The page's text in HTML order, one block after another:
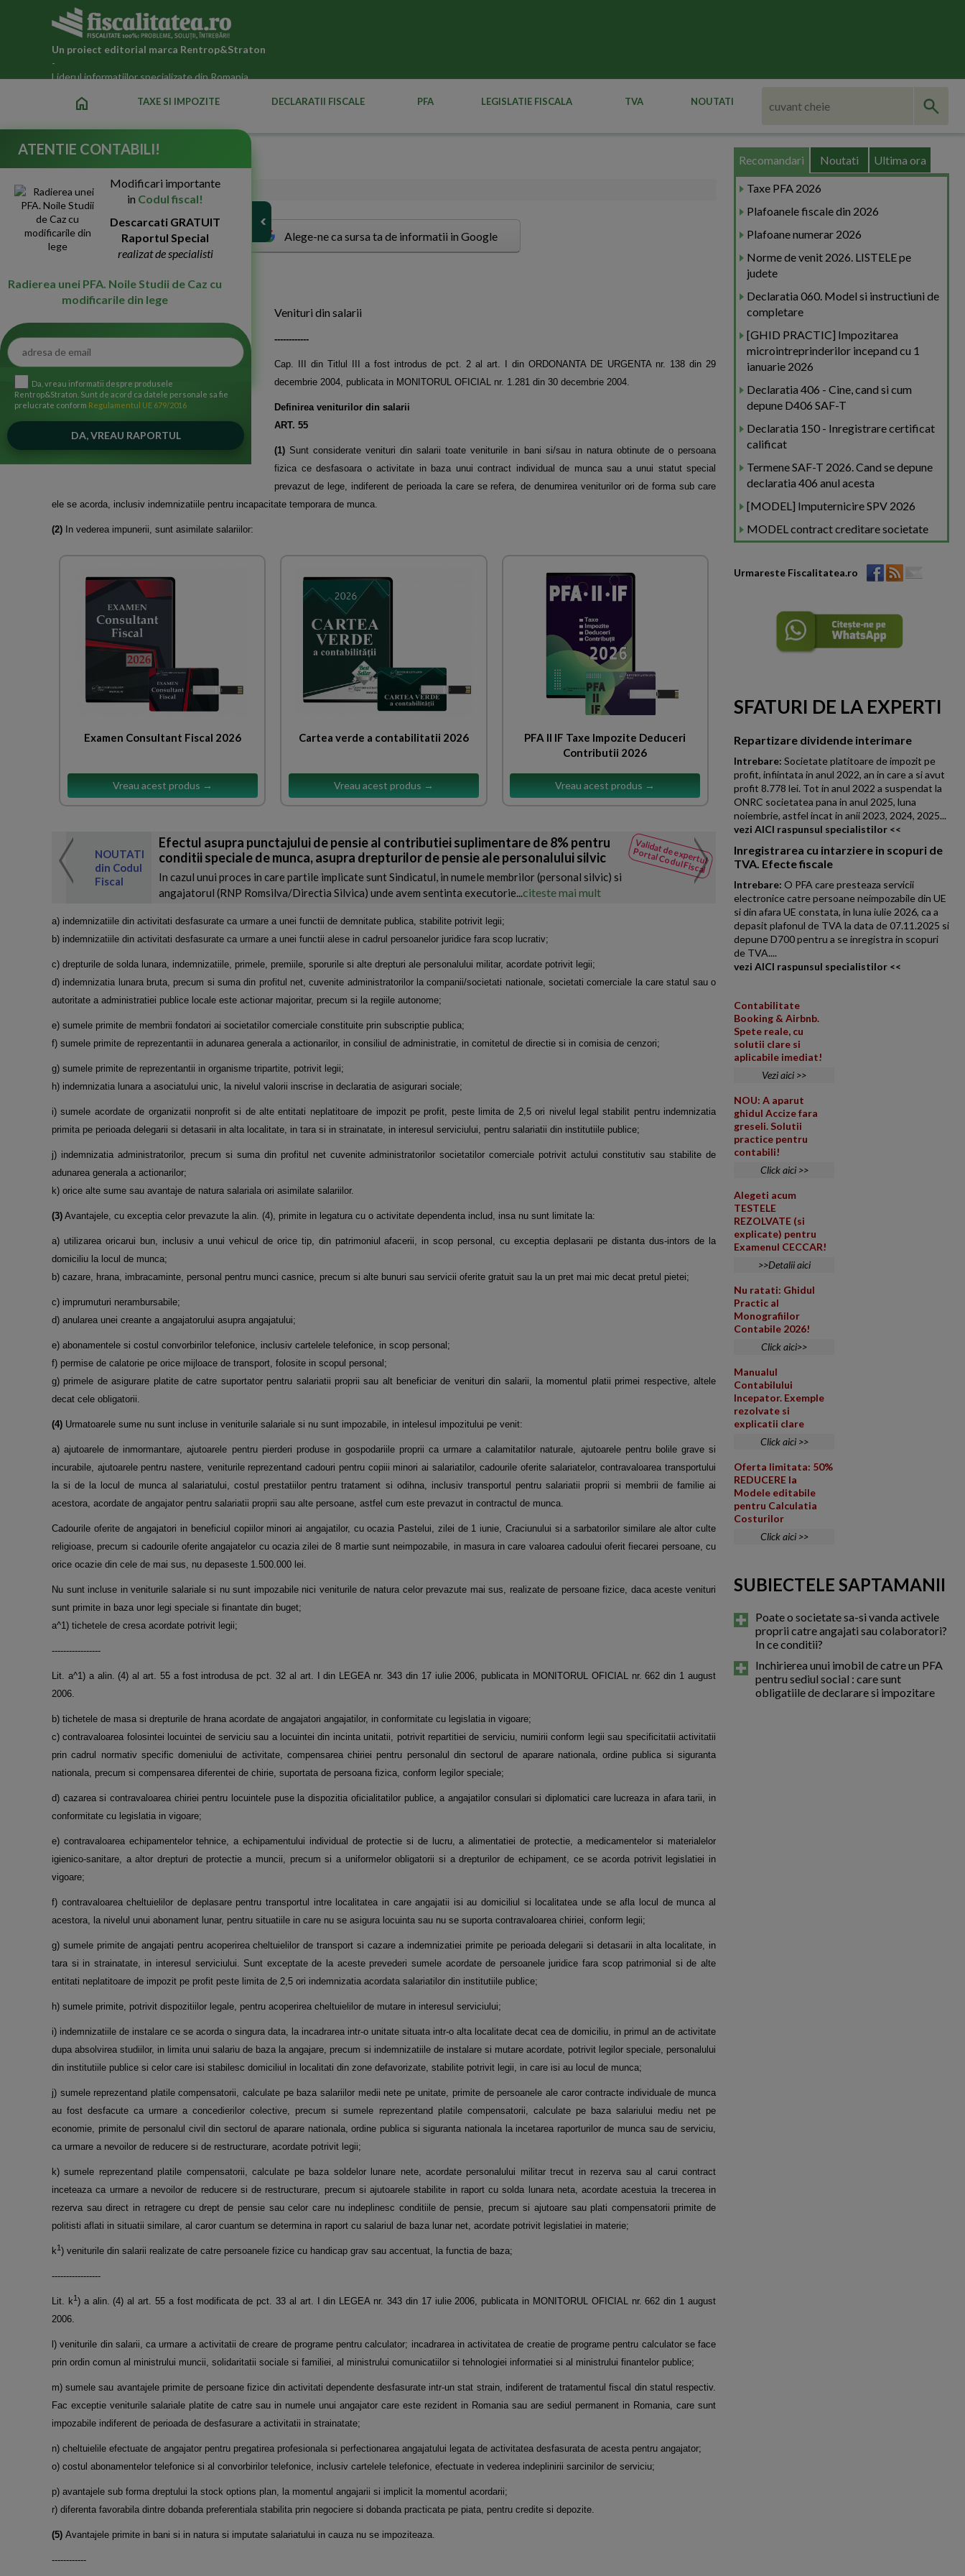
Un proiect editorial marca Rentrop&Straton
-
Liderul informatiilor specializate din Romania
home TAXE SI IMPOZITE DECLARATII FISCALE PFA LEGISLATIE FISCALA TVA NOUTATI
Titlul III, Capitolul 3
29-Aug-2008 5314
Alege-ne ca sursa ta de informatii in Google
Venituri din salarii
------------
Cap. III din Titlul III a fost introdus de pct. 2 al art. I din ORDONANTA DE URGENTA nr. 138 din 29
decembrie 2004, publicata in MONITORUL OFICIAL nr. 1.281 din 30 decembrie 2004.
Definirea veniturilor din salarii
ART. 55
(1) Sunt considerate venituri din salarii toate veniturile in bani si/sau in natura obtinute de o persoana
fizica ce desfasoara o activitate in baza unui contract individual de munca sau a unui statut special
prevazut de lege, indiferent de perioada la care se refera, de denumirea veniturilor ori de forma sub care
ele se acorda, inclusiv indemnizatiile pentru incapacitate temporara de munca.
(2) In vederea impunerii, sunt asimilate salariilor:
Examen Consultant Fiscal 2026
Vreau acest produs →
Cartea verde a contabilitatii 2026
Vreau acest produs →
PFA II IF Taxe Impozite Deduceri
Contributii 2026
Vreau acest produs →
NOUTATI
din Codul
Fiscal
Validat de expertul
Portal Codul Fiscal
Efectul asupra punctajului de pensie al contributiei suplimentare de 8% pentru
conditii speciale de munca, asupra drepturilor de pensie ale personalului silvic
In cazul unui proces in care partile implicate sunt Sindicatul, in numele membrilor (personal silvic) si
angajatorul (RNP Romsilva/Directia Silvica) unde avem sentinta executorie... citeste mai mult
NOUTATI
din Codul
Fiscal
Bon fiscal si factura
Suntem o clinica de
interventii chirurgicale etc.
a) indemnizatiile din activitati desfasurate ca urmare a unei functii de demnitate publica, stabilite potrivit legii;
b) indemnizatiile din activitati desfasurate ca urmare a unei functii alese in cadrul persoanelor juridice fara scop lucrativ;
c) drepturile de solda lunara, indemnizatiile, primele, premiile, sporurile si alte drepturi ale personalului militar, acordate potrivit legii;
d) indemnizatia lunara bruta, precum si suma din profitul net, cuvenite administratorilor la companii/societati nationale, societati comerciale la care statul sau o
autoritate a administratiei publice locale este actionar majoritar, precum si la regiile autonome;
e) sumele primite de membrii fondatori ai societatilor comerciale constituite prin subscriptie publica;
f) sumele primite de reprezentantii in adunarea generala a actionarilor, in consiliul de administratie, in comitetul de directie si in comisia de cenzori;
g) sumele primite de reprezentantii in organisme tripartite, potrivit legii;
h) indemnizatia lunara a asociatului unic, la nivelul valorii inscrise in declaratia de asigurari sociale;
i) sumele acordate de organizatii nonprofit si de alte entitati neplatitoare de impozit pe profit, peste limita de 2,5 ori nivelul legal stabilit pentru indemnizatia
primita pe perioada delegarii si detasarii in alta localitate, in tara si in strainatate, in interesul serviciului, pentru salariatii din institutiile publice;
j) indemnizatia administratorilor, precum si suma din profitul net cuvenite administratorilor societatilor comerciale potrivit actului constitutiv sau stabilite de
adunarea generala a actionarilor;
k) orice alte sume sau avantaje de natura salariala ori asimilate salariilor.
(3) Avantajele, cu exceptia celor prevazute la alin. (4), primite in legatura cu o activitate dependenta includ, insa nu sunt limitate la:
a) utilizarea oricarui bun, inclusiv a unui vehicul de orice tip, din patrimoniul afacerii, in scop personal, cu exceptia deplasarii pe distanta dus-intors de la
domiciliu la locul de munca;
b) cazare, hrana, imbracaminte, personal pentru munci casnice, precum si alte bunuri sau servicii oferite gratuit sau la un pret mai mic decat pretul pietei;
c) imprumuturi nerambursabile;
d) anularea unei creante a angajatorului asupra angajatului;
e) abonamentele si costul convorbirilor telefonice, inclusiv cartelele telefonice, in scop personal;
f) permise de calatorie pe orice mijloace de transport, folosite in scopul personal;
g) primele de asigurare platite de catre suportator pentru salariatii proprii sau alt beneficiar de venituri din salarii, la momentul platii primei respective, altele
decat cele obligatorii.
(4) Urmatoarele sume nu sunt incluse in veniturile salariale si nu sunt impozabile, in intelesul impozitului pe venit:
a) ajutoarele de inmormantare, ajutoarele pentru pierderi produse in gospodariile proprii ca urmare a calamitatilor naturale, ajutoarele pentru bolile grave si
incurabile, ajutoarele pentru nastere, veniturile reprezentand cadouri pentru copiii minori ai salariatilor, cadourile oferite salariatelor, contravaloarea transportului
la si de la locul de munca al salariatului, costul prestatiilor pentru tratament si odihna, inclusiv transportul pentru salariatii proprii si membrii de familie ai
acestora, acordate de angajator pentru salariatii proprii sau alte persoane, astfel cum este prevazut in contractul de munca.
Cadourile oferite de angajatori in beneficiul copiilor minori ai angajatilor, cu ocazia Pastelui, zilei de 1 iunie, Craciunului si a sarbatorilor similare ale altor culte
religioase, precum si cadourile oferite angajatelor cu ocazia zilei de 8 martie sunt neimpozabile, in masura in care valoarea cadoului oferit fiecarei persoane, cu
orice ocazie din cele de mai sus, nu depaseste 1.500.000 lei.
Nu sunt incluse in veniturile salariale si nu sunt impozabile nici veniturile de natura celor prevazute mai sus, realizate de persoane fizice, daca aceste venituri
sunt primite in baza unor legi speciale si finantate din buget;
a^1) tichetele de cresa acordate potrivit legii;
-----------------
Lit. a^1) a alin. (4) al art. 55 a fost introdusa de pct. 32 al art. I din LEGEA nr. 343 din 17 iulie 2006, publicata in MONITORUL OFICIAL nr. 662 din 1 august
2006.
b) tichetele de masa si drepturile de hrana acordate de angajatori angajatilor, in conformitate cu legislatia in vigoare;
c) contravaloarea folosintei locuintei de serviciu sau a locuintei din incinta unitatii, potrivit repartitiei de serviciu, numirii conform legii sau specificitatii activitatii
prin cadrul normativ specific domeniului de activitate, compensarea chiriei pentru personalul din sectorul de aparare nationala, ordine publica si siguranta
nationala, precum si compensarea diferentei de chirie, suportata de persoana fizica, conform legilor speciale;
d) cazarea si contravaloarea chiriei pentru locuintele puse la dispozitia oficialitatilor publice, a angajatilor consulari si diplomatici care lucreaza in afara tarii, in
conformitate cu legislatia in vigoare;
e) contravaloarea echipamentelor tehnice, a echipamentului individual de protectie si de lucru, a alimentatiei de protectie, a medicamentelor si materialelor
igienico-sanitare, a altor drepturi de protectie a muncii, precum si a uniformelor obligatorii si a drepturilor de echipament, ce se acorda potrivit legislatiei in
vigoare;
f) contravaloarea cheltuielilor de deplasare pentru transportul intre localitatea in care angajatii isi au domiciliul si localitatea unde se afla locul de munca al
acestora, la nivelul unui abonament lunar, pentru situatiile in care nu se asigura locuinta sau nu se suporta contravaloarea chiriei, conform legii;
g) sumele primite de angajati pentru acoperirea cheltuielilor de transport si cazare a indemnizatiei primite pe perioada delegarii si detasarii in alta localitate, in
tara si in strainatate, in interesul serviciului. Sunt exceptate de la aceste prevederi sumele acordate de persoanele juridice fara scop patrimonial si de alte
entitati neplatitoare de impozit pe profit peste limita de 2,5 ori indemnizatia acordata salariatilor din institutiile publice;
h) sumele primite, potrivit dispozitiilor legale, pentru acoperirea cheltuielilor de mutare in interesul serviciului;
i) indemnizatiile de instalare ce se acorda o singura data, la incadrarea intr-o unitate situata intr-o alta localitate decat cea de domiciliu, in primul an de activitate
dupa absolvirea studiilor, in limita unui salariu de baza la angajare, precum si indemnizatiile de instalare si mutare acordate, potrivit legilor speciale, personalului
din institutiile publice si celor care isi stabilesc domiciliul in localitati din zone defavorizate, stabilite potrivit legii, in care isi au locul de munca;
j) sumele reprezentand platile compensatorii, calculate pe baza salariilor medii nete pe unitate, primite de persoanele ale caror contracte individuale de munca
au fost desfacute ca urmare a concedierilor colective, precum si sumele reprezentand platile compensatorii, calculate pe baza salariului mediu net pe
economie, primite de personalul civil din sectorul de aparare nationala, ordine publica si siguranta nationala la incetarea raporturilor de munca sau de serviciu,
ca urmare a nevoilor de reducere si de restructurare, acordate potrivit legii;
k) sumele reprezentand platile compensatorii, calculate pe baza soldelor lunare nete, acordate personalului militar trecut in rezerva sau al carui contract
inceteaza ca urmare a nevoilor de reducere si de restructurare, precum si ajutoarele stabilite in raport cu solda lunara neta, acordate acestuia la trecerea in
rezerva sau direct in retragere cu drept de pensie sau celor care nu indeplinesc conditiile de pensie, precum si ajutoare sau plati compensatorii primite de
politisti aflati in situatii similare, al caror cuantum se determina in raport cu salariul de baza lunar net, acordate potrivit legislatiei in materie;
k1) veniturile din salarii realizate de catre persoanele fizice cu handicap grav sau accentuat, la functia de baza;
-----------------
Lit. k1) a alin. (4) al art. 55 a fost modificata de pct. 33 al art. I din LEGEA nr. 343 din 17 iulie 2006, publicata in MONITORUL OFICIAL nr. 662 din 1 august
2006.
l) veniturile din salarii, ca urmare a activitatii de creare de programe pentru calculator; incadrarea in activitatea de creatie de programe pentru calculator se face
prin ordin comun al ministrului muncii, solidaritatii sociale si familiei, al ministrului comunicatiilor si tehnologiei informatiei si al ministrului finantelor publice;
m) sumele sau avantajele primite de persoane fizice din activitati dependente desfasurate intr-un stat strain, indiferent de tratamentul fiscal din statul respectiv.
Fac exceptie veniturile salariale platite de catre sau in numele unui angajator care este rezident in Romania sau are sediul permanent in Romania, care sunt
impozabile indiferent de perioada de desfasurare a activitatii in strainatate;
n) cheltuielile efectuate de angajator pentru pregatirea profesionala si perfectionarea angajatului legata de activitatea desfasurata de acesta pentru angajator;
o) costul abonamentelor telefonice si al convorbirilor telefonice, inclusiv cartelele telefonice, efectuate in vederea indeplinirii sarcinilor de serviciu;
p) avantajele sub forma dreptului la stock options plan, la momentul angajarii si implicit la momentul acordarii;
r) diferenta favorabila dintre dobanda preferentiala stabilita prin negociere si dobanda practicata pe piata, pentru credite si depozite.
(5) Avantajele primite in bani si in natura si imputate salariatului in cauza nu se impoziteaza.
------------
Recomandari Noutati Ultima ora
Taxe PFA 2026
Plafoanele fiscale din 2026
Plafoane numerar 2026
Norme de venit 2026. LISTELE pe
judete
Declaratia 060. Model si instructiuni de
completare
[GHID PRACTIC] Impozitarea
microintreprinderilor incepand cu 1
ianuarie 2026
Declaratia 406 - Cine, cand si cum
depune D406 SAF-T
Declaratia 150 - Inregistrare certificat
calificat
Termene SAF-T 2026. Cand se depune
declaratia 406 anul acesta
[MODEL] Imputernicire SPV 2026
MODEL contract creditare societate
Urmareste Fiscalitatea.ro
SFATURI DE LA EXPERTI
Repartizare dividende interimare
Intrebare: Societate platitoare de impozit pe
profit, infiintata in anul 2022, an in care a si avut
profit 8.778 lei. Tot in anul 2022 a suspendat la
ONRC societatea pana in anul 2025, luna
noiembrie, astfel incat in anii 2023, 2024, 2025...
vezi AICI raspunsul specialistilor <<
Inregistrarea cu intarziere in scopuri de
TVA. Efecte fiscale
Intrebare: O PFA care presteaza servicii
electronice catre persoane neimpozabile din UE
si din afara UE constata, in luna iulie 2026, ca a
depasit plafonul de TVA la data de 07.11.2025 si
depune D700 pentru a se inregistra in scopuri
de TVA....
vezi AICI raspunsul specialistilor <<
Contabilitate
Booking & Airbnb.
Spete reale, cu
solutii clare si
aplicabile imediat!
Vezi aici >>
NOU: A aparut
ghidul Accize fara
greseli. Solutii
practice pentru
contabili!
Click aici >>
Alegeti acum
TESTELE
REZOLVATE (si
explicate) pentru
Examenul CECCAR!
>>Detalii aici
Nu ratati: Ghidul
Practic al
Monografiilor
Contabile 2026!
Click aici>>
Manualul
Contabilului
Incepator. Exemple
rezolvate si
explicatii clare
Click aici >>
Oferta limitata: 50%
REDUCERE la
Modele editabile
pentru Calculatia
Costurilor
Click aici >>
SUBIECTELE SAPTAMANII
Poate o societate sa-si vanda activele
proprii catre angajati sau colaboratori?
In ce conditii?
Inchirierea unui imobil de catre un PFA
pentru sediul social : care sunt
obligatiile de declarare si impozitare
ATENTIE CONTABILI!
Modificari importante
in Codul fiscal!
Descarcati GRATUIT
Raportul Special
realizat de specialisti
Radierea unei PFA. Noile Studii de Caz cu
modificarile din lege
Da, vreau informatii despre produsele
Rentrop&Straton. Sunt de acord ca datele personale sa fie
prelucrate conform Regulamentul UE 679/2016